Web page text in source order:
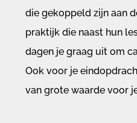
die gekoppeld zijn aan
praktijk die naast hun
dagen je graag uit om
Ook voor je
van grote waarde voor